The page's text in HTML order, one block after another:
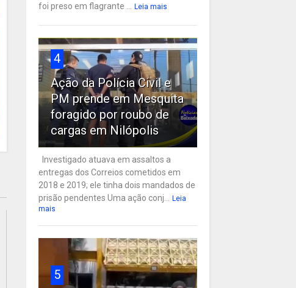
foi preso em flagrante ... Leia mais
4
Ação da Polícia Civil e
PM prende em Mesquita
foragido por roubo de
cargas em Nilópolis
Investigado atuava em assaltos a
entregas dos Correios cometidos em
2018 e 2019; ele tinha dois mandados de
prisão pendentes Uma ação conj... Leia
mais
5